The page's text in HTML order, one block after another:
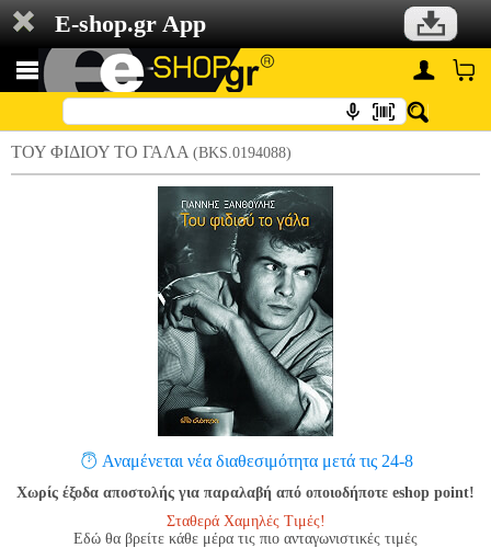
E-shop.gr App
ΤΟΥ ΦΙΔΙΟΥ ΤΟ ΓΑΛΑ (BKS.0194088)
Αναμένεται νέα διαθεσιμότητα μετά τις 24-8
Χωρίς έξοδα αποστολής για παραλαβή από οποιοδήποτε eshop point!
Σταθερά Χαμηλές Τιμές!
Εδώ θα βρείτε κάθε μέρα τις πιο ανταγωνιστικές τιμές